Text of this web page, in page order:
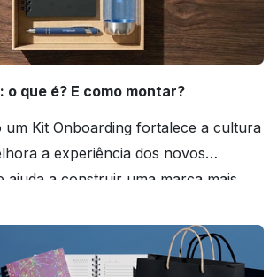
o que é? E como montar?
um Kit Onboarding fortalece a cultura
a experiência dos novos
ajuda a construir uma marca mais